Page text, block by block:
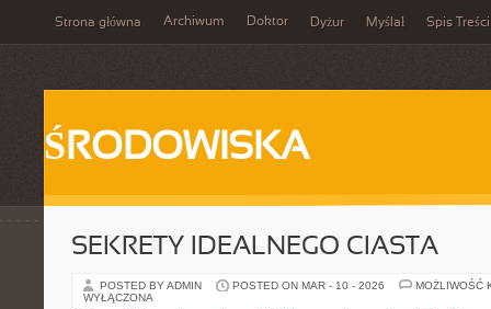
Strona główna Archiwum Doktor Dyżur Myślał Spis Treści
ŚRODOWISKA
SEKRETY IDEALNEGO CIASTA
POSTED BY ADMIN POSTED ON MAR - 10 - 2026
MOŻLIWOŚĆ
WYŁĄCZONA